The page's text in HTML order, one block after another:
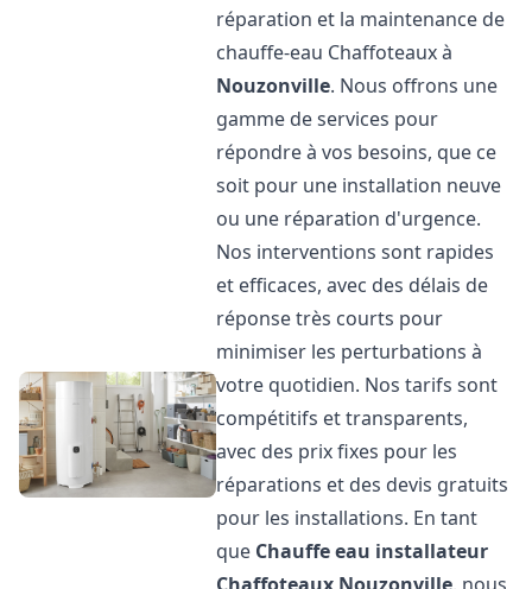
réparation et la maintenance de
chauffe-eau Chaffoteaux à
Nouzonville. Nous offrons une
gamme de services pour
répondre à vos besoins, que ce
soit pour une installation neuve
ou une réparation d'urgence.
Nos interventions sont rapides
et efficaces, avec des délais de
réponse très courts pour
minimiser les perturbations à
votre quotidien. Nos tarifs sont
compétitifs et transparents,
avec des prix fixes pour les
réparations et des devis gratuits
pour les installations. En tant
que Chauffe eau installateur